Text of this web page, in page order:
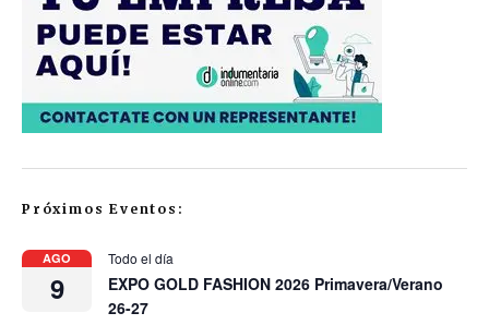
Próximos Eventos:
AGO
9
Todo el día
EXPO GOLD FASHION 2026 Primavera/Verano
26-27